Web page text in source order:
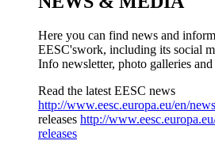
Here you can find news and
EESC'swork, including its social
Info newsletter, photo galleries and
Read the latest EESC news
http://www.eesc.europa.eu/en/
releases http://
releases